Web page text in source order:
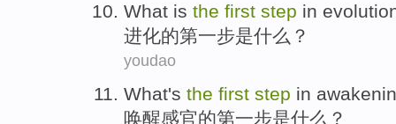
What is the first step in
进化的第一步是什么 ？
youdao
What's the first step in
唤醒感官的第一步是什么 ？